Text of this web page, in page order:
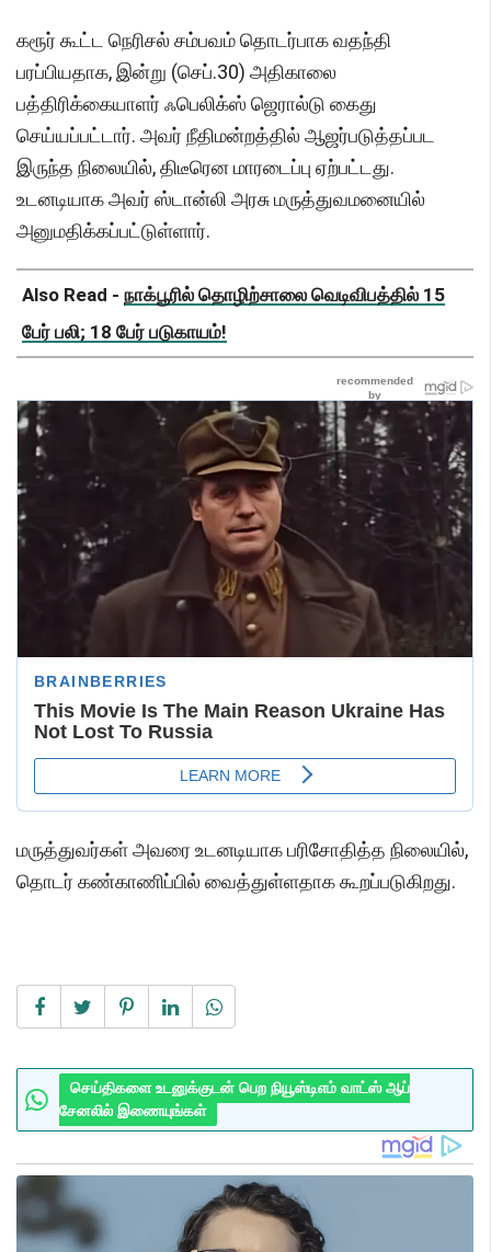
கரூர் கூட்ட நெரிசல் சம்பவம் தொடர்பாக வதந்தி
பரப்பியதாக, இன்று (செப்.30) அதிகாலை
பத்திரிக்கையாளர் ஃபெலிக்ஸ் ஜெரால்டு கைது
செய்யப்பட்டார். அவர் நீதிமன்றத்தில் ஆஜர்படுத்தப்பட
இருந்த நிலையில், திடீரென மாரடைப்பு ஏற்பட்டது.
உடனடியாக அவர் ஸ்டான்லி அரசு மருத்துவமனையில்
அனுமதிக்கப்பட்டுள்ளார்.
Also Read - நாக்பூரில் தொழிற்சாலை வெடிவிபத்தில் 15
பேர் பலி; 18 பேர் படுகாயம்!
மருத்துவர்கள் அவரை உடனடியாக பரிசோதித்த நிலையில்,
தொடர் கண்காணிப்பில் வைத்துள்ளதாக கூறப்படுகிறது.
செய்திகளை உடனுக்குடன் பெற நியூஸ்டிஎம் வாட்ஸ் ஆப்
சேனலில் இணையுங்கள்